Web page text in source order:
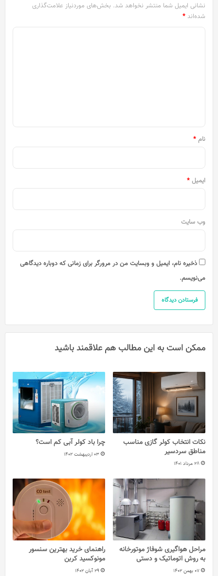
نشانی ایمیل شما منتشر نخواهد شد. بخش‌های موردنیاز علامت‌گذاری
شده‌اند *
نام *
ایمیل *
وب‌ سایت
ذخیره نام، ایمیل و وبسایت من در مرورگر برای زمانی که دوباره دیدگاهی
می‌نویسم.
ممکن است به این مطالب هم علاقمند باشید
نکات انتخاب کولر گازی مناسب
مناطق سردسیر
28 مرداد 1401
چرا باد کولر آبی کم است؟
03 اردیبهشت 1402
مراحل هواگیری شوفاژ موتورخانه
به روش اتوماتیک و دستی
07 بهمن 1402
راهنمای خرید بهترین سنسور
مونوکسید کربن
29 آبان 1402